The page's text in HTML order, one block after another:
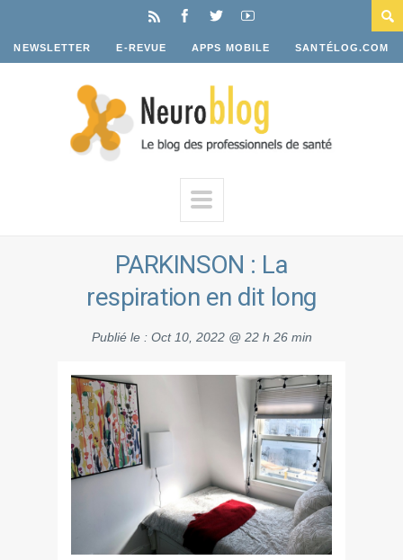
NEWSLETTER E-REVUE APPS MOBILE SANTÉLOG.COM
PARKINSON : La
respiration en dit long
Publié le : Oct 10, 2022 @ 22 h 26 min